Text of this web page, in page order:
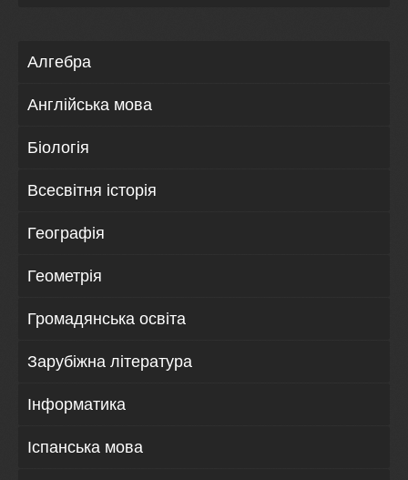
Алгебра
Англійська мова
Біологія
Всесвітня історія
Географія
Геометрія
Громадянська освіта
Зарубіжна література
Інформатика
Іспанська мова